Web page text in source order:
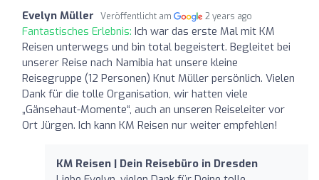
Evelyn Müller Veröffentlicht am 2 years ago
Fantastisches Erlebnis: Ich war das erste Mal mit KM
Reisen unterwegs und bin total begeistert. Begleitet bei
unserer Reise nach Namibia hat unsere kleine
Reisegruppe (12 Personen) Knut Müller persönlich. Vielen
Dank für die tolle Organisation, wir hatten viele
„Gänsehaut-Momente“, auch an unseren Reiseleiter vor
Ort Jürgen. Ich kann KM Reisen nur weiter empfehlen!
KM Reisen | Dein Reisebüro in Dresden